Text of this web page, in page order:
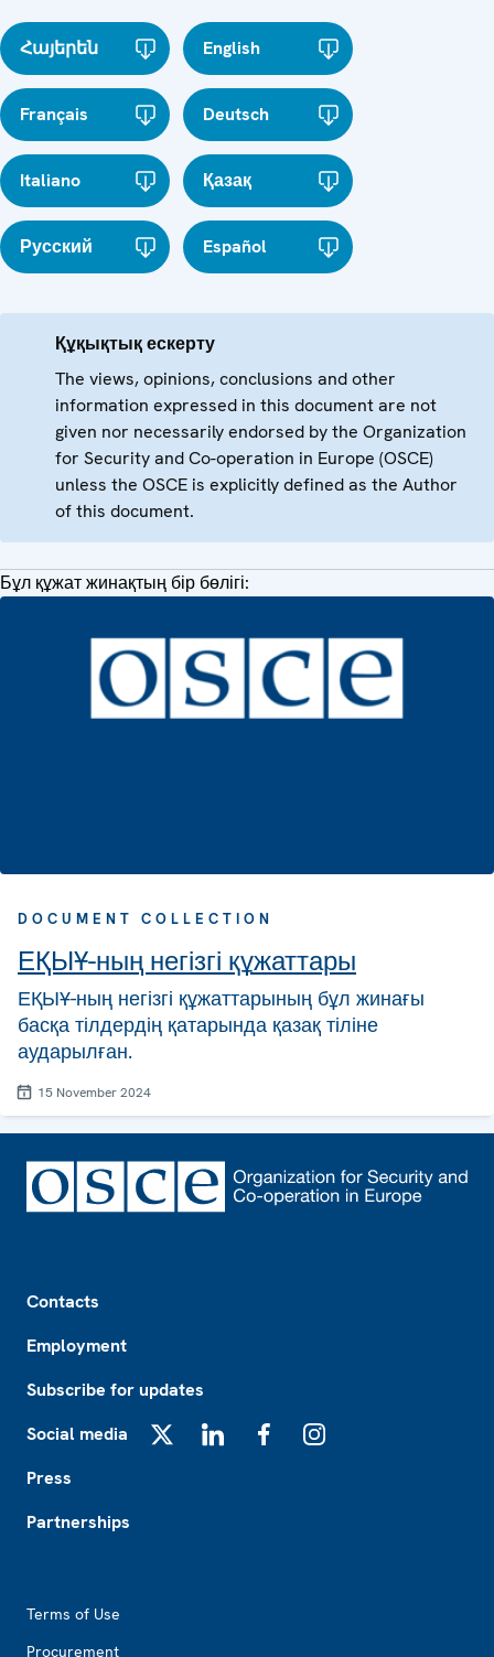
Հայերեն English
Français Deutsch
Italiano Қазақ
Русский Español
Құқықтық ескерту
The views, opinions, conclusions and other
information expressed in this document are not
given nor necessarily endorsed by the Organization
for Security and Co-operation in Europe (OSCE)
unless the OSCE is explicitly defined as the Author
of this document.
Бұл құжат жинақтың бір бөлігі:
DOCUMENT COLLECTION
ЕҚЫҰ-ның негізгі құжаттары
ЕҚЫҰ-ның негізгі құжаттарының бұл жинағы
басқа тілдердің қатарында қазақ тіліне
аударылған.
15 November 2024
Contacts
Employment
Subscribe for updates
Social media
Press
Partnerships
Terms of Use
Procurement